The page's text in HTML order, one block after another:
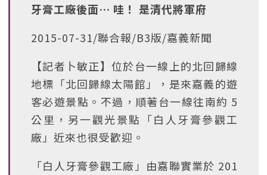
牙膏工廠後面… 哇！ 是清代將軍府
2015-07-31/聯合報/B3版/嘉義新聞
【記者卜敏正】位於台一線上的北回歸線
地標「北回歸線太陽館」，是來嘉義的遊
客必遊景點。不過，順著台一線往南約 5
公里，另一觀光景點「白人牙膏參觀工
廠」近來也很受歡迎。
「白人牙膏參觀工廠」由嘉聯實業於 201